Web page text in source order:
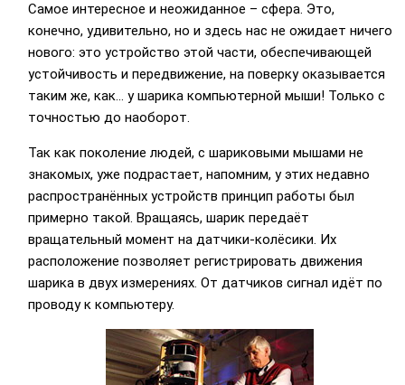
Самое интересное и неожиданное – сфера. Это,
конечно, удивительно, но и здесь нас не ожидает ничего
нового: это устройство этой части, обеспечивающей
устойчивость и передвижение, на поверку оказывается
таким же, как… у шарика компьютерной мыши! Только с
точностью до наоборот.
Так как поколение людей, с шариковыми мышами не
знакомых, уже подрастает, напомним, у этих недавно
распространённых устройств принцип работы был
примерно такой. Вращаясь, шарик передаёт
вращательный момент на датчики-колёсики. Их
расположение позволяет регистрировать движения
шарика в двух измерениях. От датчиков сигнал идёт по
проводу к компьютеру.